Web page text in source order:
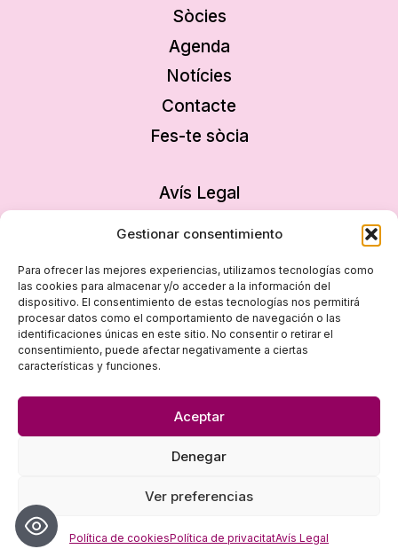
Gestionar consentimiento
Para ofrecer las mejores experiencias, utilizamos tecnologías como
las cookies para almacenar y/o acceder a la información del
dispositivo. El consentimiento de estas tecnologías nos permitirá
procesar datos como el comportamiento de navegación o las
identificaciones únicas en este sitio. No consentir o retirar el
consentimiento, puede afectar negativamente a ciertas
características y funciones.
Aceptar
Denegar
Ver preferencias
Política de cookiesPolítica de privacitatAvís Legal
Sòcies
Agenda
Notícies
Contacte
Fes-te sòcia
Avís Legal
Declaració d’accessibilitat
Mapa del lloc